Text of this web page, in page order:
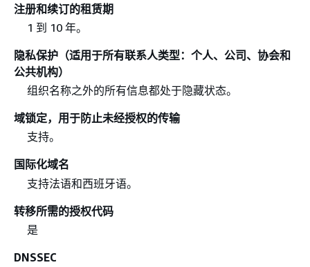
注册和续订的租赁期
1 到 10 年。
隐私保护（适用于所有联系人类型：个人、公司、协会和
公共机构）
组织名称之外的所有信息都处于隐藏状态。
域锁定，用于防止未经授权的传输
支持。
国际化域名
支持法语和西班牙语。
转移所需的授权代码
是
DNSSEC